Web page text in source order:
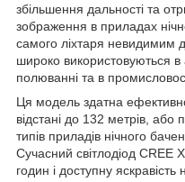
збільшення дальності та
зображення в приладах
самого ліхтаря
широко використовуються в
полюванні та в
Ця модель здатна
відстані до 132 метрів, або
типів приладів нічного
Сучасний світлодіод
годин і доступну